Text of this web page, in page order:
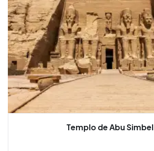
Templo de Abu Simbel